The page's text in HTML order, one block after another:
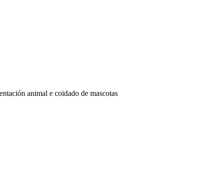
animal e coidado de mascotas